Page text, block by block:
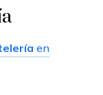
en